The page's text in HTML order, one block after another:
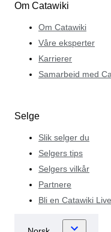
Om Catawiki
Om Catawiki
Våre eksperter
Karrierer
Samarbeid med
Selge
Slik selger du
Selgers tips
Selgers vilkår
Partnere
Bli en Catawiki